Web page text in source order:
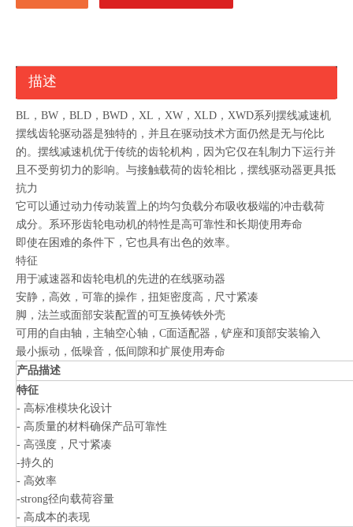
描述
BL，BW，BLD，BWD，XL，XW，XLD，XWD系列摆线减速机
摆线齿轮驱动器是独特的，并且在驱动技术方面仍然是无与伦比
的。摆线减速机优于传统的齿轮机构，因为它仅在轧制力下运行并
且不受剪切力的影响。与接触载荷的齿轮相比，摆线驱动器更具抵
抗力
它可以通过动力传动装置上的均匀负载分布吸收极端的冲击载荷
成分。系环形齿轮电动机的特性是高可靠性和长期使用寿命
即使在困难的条件下，它也具有出色的效率。
特征
用于减速器和齿轮电机的先进的在线驱动器
安静，高效，可靠的操作，扭矩密度高，尺寸紧凑
脚，法兰或面部安装配置的可互换铸铁外壳
可用的自由轴，主轴空心轴，C面适配器，铲座和顶部安装输入
最小振动，低噪音，低间隙和扩展使用寿命
产品描述 主要应用行业
特征
- 高标准模块化设计
- 高质量的材料确保产品可靠性
- 高强度，尺寸紧凑
-持久的
- 高效率
-strong径向载荷容量